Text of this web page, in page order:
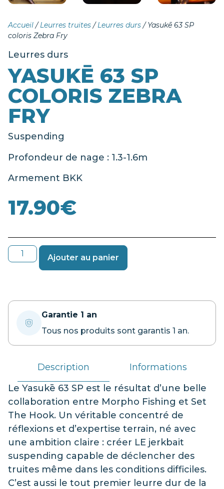
Accueil/ Leurres truites/ Leurres durs/ Yasukē 63 SP
coloris Zebra Fry
Leurres durs
YASUKĒ 63 SP
COLORIS ZEBRA
FRY
Suspending
Profondeur de nage : 1.3-1.6m
Armement BKK
17.90€
Ajouter au panier
Garantie 1 an
Tous nos produits sont garantis 1 an.
Description
Informations
Le Yasukē 63 SP est le résultat d’une belle
collaboration entre Morpho Fishing et Set
The Hook. Un véritable concentré de
réflexions et d’expertise terrain, né avec
une ambition claire : créer LE jerkbait
suspending capable de déclencher des
truites même dans les conditions difficiles.
C’est aussi le tout premier leurre dur de la